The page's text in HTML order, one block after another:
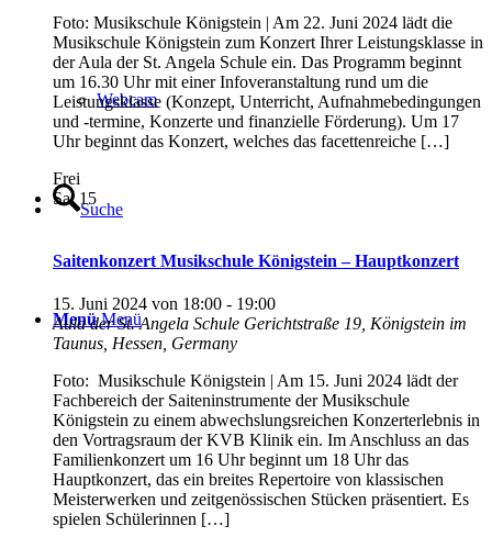
Webcam
Suche
Menü Menü
Foto: Musikschule Königstein | Am 22. Juni 2024 lädt die
Musikschule Königstein zum Konzert Ihrer Leistungsklasse in
der Aula der St. Angela Schule ein. Das Programm beginnt
um 16.30 Uhr mit einer Infoveranstaltung rund um die
Leistungsklasse (Konzept, Unterricht, Aufnahmebedingungen
und -termine, Konzerte und finanzielle Förderung). Um 17
Uhr beginnt das Konzert, welches das facettenreiche […]
Frei
Sa. 15
Saitenkonzert Musikschule Königstein – Hauptkonzert
15. Juni 2024 von 18:00 - 19:00
Aula der St. Angela Schule Gerichtstraße 19, Königstein im
Taunus, Hessen, Germany
Foto: Musikschule Königstein | Am 15. Juni 2024 lädt der
Fachbereich der Saiteninstrumente der Musikschule
Königstein zu einem abwechslungsreichen Konzerterlebnis in
den Vortragsraum der KVB Klinik ein. Im Anschluss an das
Familienkonzert um 16 Uhr beginnt um 18 Uhr das
Hauptkonzert, das ein breites Repertoire von klassischen
Meisterwerken und zeitgenössischen Stücken präsentiert. Es
spielen Schülerinnen […]